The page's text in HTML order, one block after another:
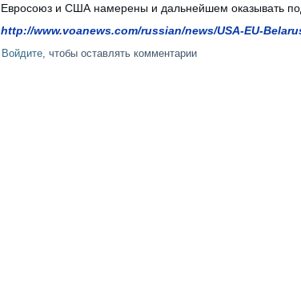
Евросоюз и США намерены и дальнейшем оказывать
http://www.voanews.com/russian/news/USA-EU-
Войдите , чтобы оставлять комментарии